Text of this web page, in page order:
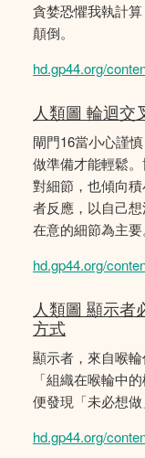
貪婪恐懼我執計
顛倒。
hd.gp44.org/
人類圖 輪迴交
閘門16當小心謹
做準備才能輕鬆
對細節，也傾向
者反應，以自己
在意的細節為主要
hd.gp44.org/
人類圖 顯示者
方式
顯示者，來自喉
「組織在喉輪中
便發現「未必想做
hd.gp44.org/